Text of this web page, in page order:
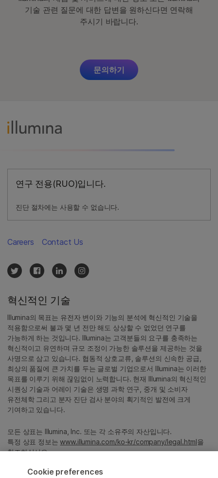
기술 관련 질문에 대한 답변을 원하신다면 연락해
주시기 바랍니다.
문의하기
연구 전용(RUO)입니다.
진단 절차에는 사용할 수 없습니다.
혁신적인 기술
Illumina의 목표는 유전자 변이와 기능의 분석에 혁신적인 기술을
적용함으로써 불과 몇 년 전만 해도 상상할 수 없었던 연구를
가능하게 하는 것입니다. Illumina는 고객분들의 요구를 충족하는
혁신적이고 유연하며 규모 조정이 가능한 솔루션을 제공하는 것을
사명으로 삼고 있습니다. 협동적 상호교류, 솔루션의 신속한 공급,
최상의 품질에 큰 가치를 두는 글로벌 기업으로서 Illumina는 이러한
목표를 이루기 위해 끊임없이 노력합니다. 현재 Illumina의 혁신적인
시퀀싱 기술과 어레이 기술은 생명 과학 연구, 중개 및 소비자
유전체학 그리고 분자 진단 검사 분야의 획기적인 발전에 크게
기여하고 있습니다.
모든 상표는 Illumina, Inc. 또는 각 소유주의 자산입니다.
특정 상표 정보는www.illumina.com/ko-kr/company/legal.html을
참조하십시오.
Careers Contact Us
Cookie preferences